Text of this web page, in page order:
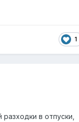
1
в отпуски,